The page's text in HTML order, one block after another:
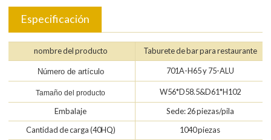
Especificación
nombre del producto Taburete de bar para restaurante
Número de artículo 701A-H65 y 75-ALU
Tamaño del producto W56*D58.5&D61*H102
Embalaje
Sede: 26 piezas/pila
Cantidad de carga (40HQ)
1040 piezas